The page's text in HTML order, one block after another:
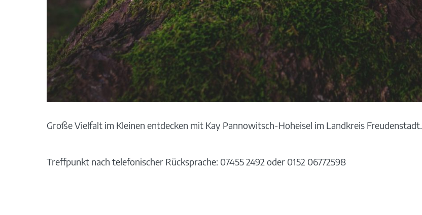
Große Vielfalt im Kleinen entdecken mit Kay Pannowitsch-Hoheisel im Landkreis Freudenstadt.
Treffpunkt nach telefonischer Rücksprache: 07455 2492 oder 0152 06772598